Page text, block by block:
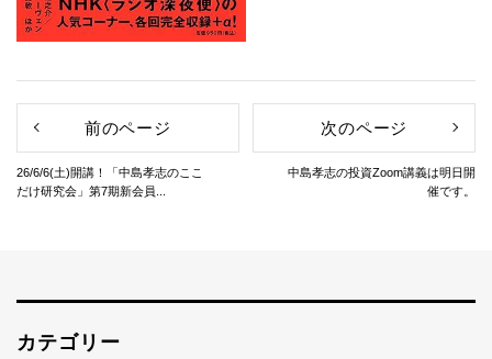
前のページ
26/6/6(土)開講！「中島孝志のここ
だけ研究会」第7期新会員...
次のページ
中島孝志の投資Zoom講義は明日開
催です。
カテゴリー